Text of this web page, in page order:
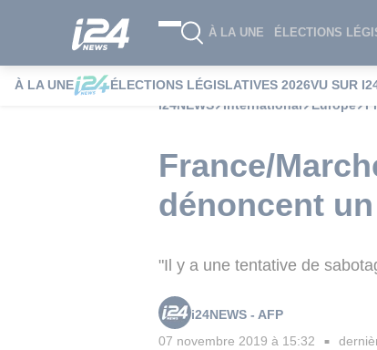
À LA UNE ÉLECTIONS
À LA UNE ÉLECTIONS LÉGISLATIVES 2026VU SUR
i24NEWS
International Europe
France/
dénoncent
"Il y a une tentative de
i24NEWS - AFP
07 novembre 2019 à 15:32 ■